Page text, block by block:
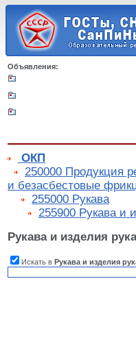
Объявления:
ОКП
250000 Продукция
и безасбестовые
255000 Рукава
255900 Рукава и
Рукава и изделия
Искать в Рукава и изделия